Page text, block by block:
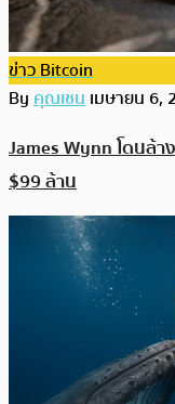
ข่าว Bitcoin
Byคุณเชนเมษายน 6,
James Wynn โดนล้
$99 ล้าน